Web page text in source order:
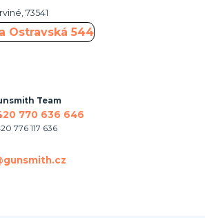
73541
Team
770 636 646
776 117 636